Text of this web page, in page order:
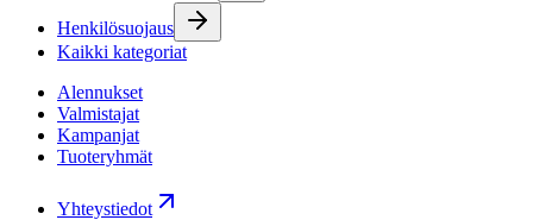
Henkilösuojaus
Kaikki kategoriat
Alennukset
Valmistajat
Kampanjat
Tuoteryhmät
Yhteystiedot